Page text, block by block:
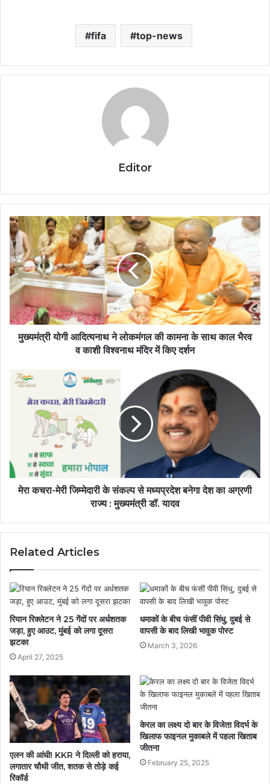
fifa top-news
Editor
मुख्यमंत्री योगी आदित्यनाथ ने लोकमंगल की कामना के साथ काल भैरव
व काशी विश्वनाथ मंदिर में किए दर्शन
मेरा कचरा-मेरी जिम्मेदारी के संकल्प से मध्यप्रदेश बनेगा देश का अग्रणी
राज्य : मुख्यमंत्री डॉ. यादव
Related Articles
रियान रिक्लेटन ने 25 गेंदों पर अर्धशतक
जड़ा, हुए आउट, मुंबई को लगा दूसरा
झटका
April 27, 2025
धमाकों के बीच फंसीं पीवी सिंधु, दुबई से
वापसी के बाद लिखी भावुक पोस्ट
March 3, 2026
एलन की आंधी! KKR ने दिल्ली को हराया,
लगातार चौथी जीत, शतक से तोड़े कई
रिकॉर्ड
केरल का लक्ष्य दो बार के विजेता विदर्भ के
खिलाफ फाइनल मुकाबले में पहला खिताब
जीतना
February 25, 2025